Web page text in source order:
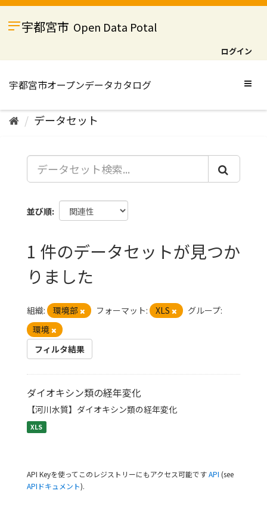
ス
宇都宮市 Open Data Potal
ログイン
データセット
並び順
1 件のデータセットが見つか
りました
組織: 環境部 フォーマット: XLS
グループ:
環境
フィルタ結果
ダイオキシン類の経年変化
【河川水質】ダイオキシン類の経年変化
XLS
API Keyを使ってこのレジストリーにもアクセス可能ですAPI (see
APIドキュメント).